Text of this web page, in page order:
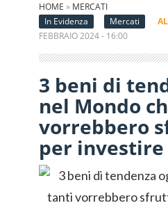
HOME » MERCATI
In Evidenza
Mercati
FEBBRAIO 2024 - 16:00
3 beni di
nel Mondo
vorrebbero
per investire